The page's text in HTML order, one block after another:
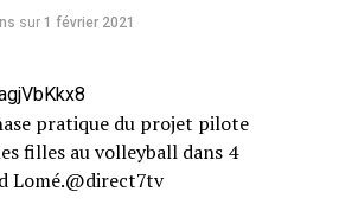
sur 1 février 2021
pratique du projet pilote
filles au volleyball dans 4
Lomé.@direct7tv